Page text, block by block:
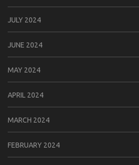
JULY 2024
JUNE 2024
MAY 2024
APRIL 2024
MARCH 2024
FEBRUARY 2024